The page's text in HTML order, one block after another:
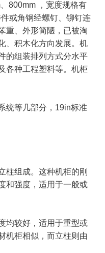
800mm ，宽度规格有
或角钢经螺钉、铆钉连
重、外形简陋，已被淘
、积木化方向发展。机
的组装排列方式分水平
各种工程塑料等。机柜
统等几部分，19in标准
柱组成。这种机柜的刚
和强度，适用于一般或
均较好，适用于重型或
机柜相似，而立柱则由